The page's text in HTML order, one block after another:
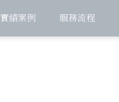
實績案例 服務流程